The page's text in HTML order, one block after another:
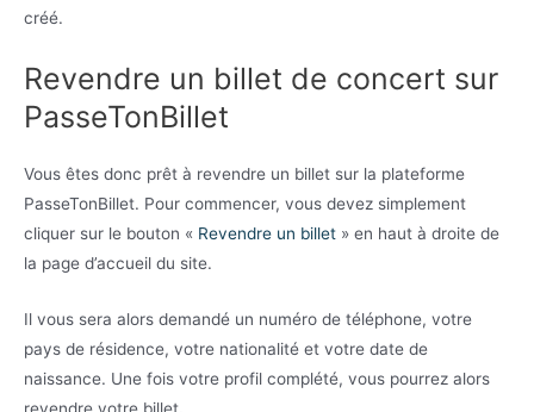
créé.
Revendre un billet de concert sur
PasseTonBillet
Vous êtes donc prêt à revendre un billet sur la plateforme
PasseTonBillet. Pour commencer, vous devez simplement
cliquer sur le bouton « Revendre un billet » en haut à droite de
la page d’accueil du site.
Il vous sera alors demandé un numéro de téléphone, votre
pays de résidence, votre nationalité et votre date de
naissance. Une fois votre profil complété, vous pourrez alors